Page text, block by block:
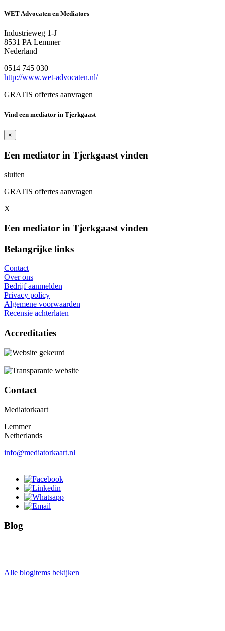
WET Advocaten en Mediators
Industrieweg 1-J
8531 PA Lemmer
Nederland
0514 745 030
http://www.wet-advocaten.nl/
GRATIS offertes aanvragen
Vind een mediator in Tjerkgaast
×
Een mediator in Tjerkgaast vinden
sluiten
GRATIS offertes aanvragen
X
Een mediator in Tjerkgaast vinden
Belangrijke links
Contact
Over ons
Bedrijf aanmelden
Privacy policy
Algemene voorwaarden
Recensie achterlaten
Accreditaties
Contact
Mediatorkaart
Lemmer
Netherlands
info@mediatorkaart.nl
Blog
Alle blogitems bekijken